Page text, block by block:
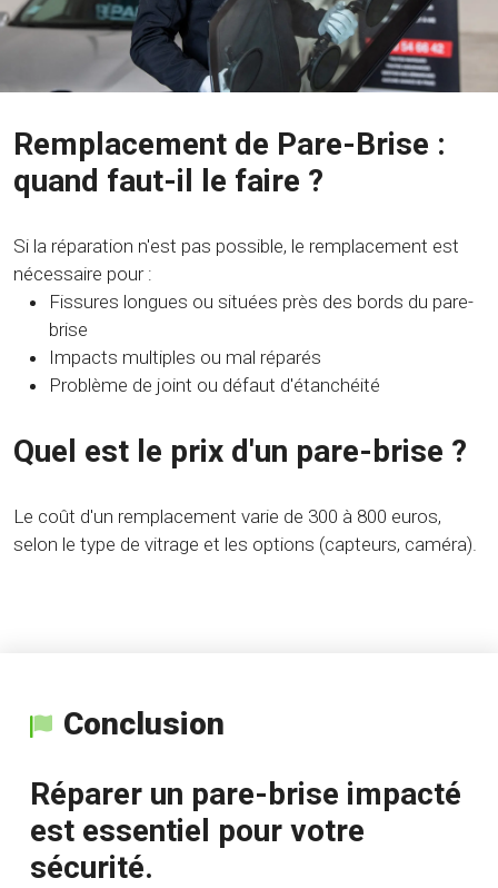
Remplacement de Pare-Brise :
quand faut-il le faire ?
Si la réparation n'est pas possible, le remplacement est
nécessaire pour :
Fissures longues ou situées près des bords du pare-
brise
Impacts multiples ou mal réparés
Problème de joint ou défaut d'étanchéité
Quel est le prix d'un pare-brise ?
Le coût d'un remplacement varie de 300 à 800 euros,
selon le type de vitrage et les options (capteurs, caméra).
Conclusion
Réparer un pare-brise impacté
est essentiel pour votre
sécurité.